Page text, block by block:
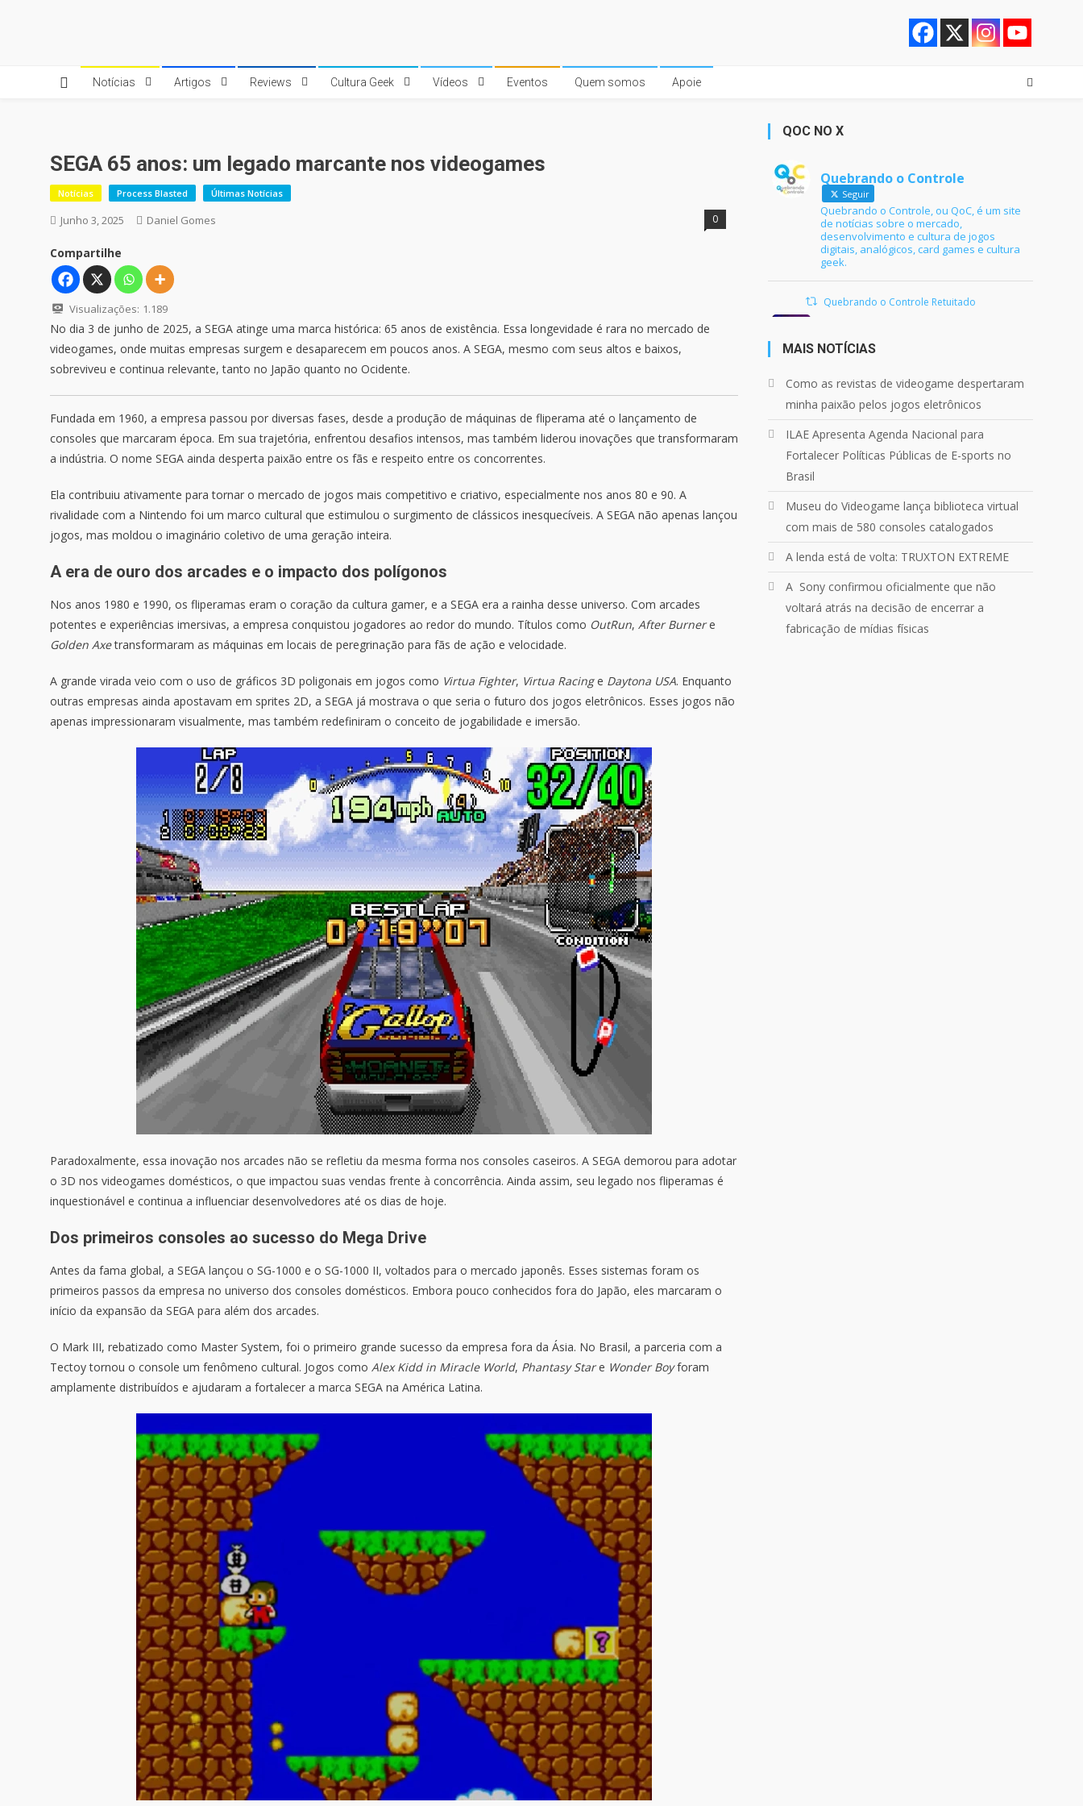
Notícias Artigos Reviews Cultura Geek Vídeos Eventos Quem somos Apoie
SEGA 65 anos: um legado marcante nos videogames
Notícias Process Blasted Últimas Notícias
Junho 3, 2025 Daniel Gomes 0
Compartilhe
Visualizações: 1.189
No dia 3 de junho de 2025, a SEGA atinge uma marca histórica: 65 anos de existência. Essa longevidade é rara no mercado de
videogames, onde muitas empresas surgem e desaparecem em poucos anos. A SEGA, mesmo com seus altos e baixos,
sobreviveu e continua relevante, tanto no Japão quanto no Ocidente.
Fundada em 1960, a empresa passou por diversas fases, desde a produção de máquinas de fliperama até o lançamento de
consoles que marcaram época. Em sua trajetória, enfrentou desafios intensos, mas também liderou inovações que transformaram
a indústria. O nome SEGA ainda desperta paixão entre os fãs e respeito entre os concorrentes.
Ela contribuiu ativamente para tornar o mercado de jogos mais competitivo e criativo, especialmente nos anos 80 e 90. A
rivalidade com a Nintendo foi um marco cultural que estimulou o surgimento de clássicos inesquecíveis. A SEGA não apenas lançou
jogos, mas moldou o imaginário coletivo de uma geração inteira.
A era de ouro dos arcades e o impacto dos polígonos
Nos anos 1980 e 1990, os fliperamas eram o coração da cultura gamer, e a SEGA era a rainha desse universo. Com arcades
potentes e experiências imersivas, a empresa conquistou jogadores ao redor do mundo. Títulos como OutRun, After Burnere
Golden Axetransformaram as máquinas em locais de peregrinação para fãs de ação e velocidade.
A grande virada veio com o uso de gráficos 3D poligonais em jogos como Virtua Fighter, Virtua Racinge Daytona USA. Enquanto
outras empresas ainda apostavam em sprites 2D, a SEGA já mostrava o que seria o futuro dos jogos eletrônicos. Esses jogos não
apenas impressionaram visualmente, mas também redefiniram o conceito de jogabilidade e imersão.
Paradoxalmente, essa inovação nos arcades não se refletiu da mesma forma nos consoles caseiros. A SEGA demorou para adotar
o 3D nos videogames domésticos, o que impactou suas vendas frente à concorrência. Ainda assim, seu legado nos fliperamas é
inquestionável e continua a influenciar desenvolvedores até os dias de hoje.
Dos primeiros consoles ao sucesso do Mega Drive
Antes da fama global, a SEGA lançou o SG-1000 e o SG-1000 II, voltados para o mercado japonês. Esses sistemas foram os
primeiros passos da empresa no universo dos consoles domésticos. Embora pouco conhecidos fora do Japão, eles marcaram o
início da expansão da SEGA para além dos arcades.
O Mark III, rebatizado como Master System, foi o primeiro grande sucesso da empresa fora da Ásia. No Brasil, a parceria com a
Tectoy tornou o console um fenômeno cultural. Jogos como Alex Kidd in Miracle World, Phantasy Stare Wonder Boyforam
amplamente distribuídos e ajudaram a fortalecer a marca SEGA na América Latina.
QOC NO X
Quebrando o Controle
Seguir
Quebrando o Controle, ou QoC, é um site
de notícias sobre o mercado,
desenvolvimento e cultura de jogos
digitais, analógicos, card games e cultura
geek.
Quebrando o Controle Retuitado
· 21 jun 2024
ontem no @Podpah
24 1214 Twitter
11 jun 2024
Confira em nosso site o mais
recente REVIEW de Skull & Bones.
Mais em:
https://buff.ly/3yPhDN2
1 1
MAIS NOTÍCIAS
Como as revistas de videogame despertaram
minha paixão pelos jogos eletrônicos
ILAE Apresenta Agenda Nacional para
Fortalecer Políticas Públicas de E-sports no
Brasil
Museu do Videogame lança biblioteca virtual
com mais de 580 consoles catalogados
A lenda está de volta: TRUXTON EXTREME
A Sony confirmou oficialmente que não
voltará atrás na decisão de encerrar a
fabricação de mídias físicas